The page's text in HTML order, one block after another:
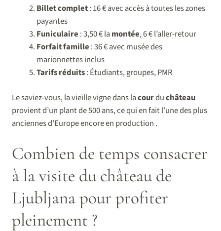
Billet complet: 16 € avec accès à toutes les zones
payantes
Funiculaire : 3,50 € lamontée, 6 € l’aller-retour
Forfait famille : 36 € avec musée des
marionnettes inclus
Tarifs réduits: Étudiants, groupes, PMR
Le saviez-vous, la vieille vigne dans lacourduchâteau
provient d’un plant de 500 ans, ce qui en fait l’une des plus
anciennes d’Europe encore en production .
Combien de temps consacrer
à la visite du château de
Ljubljana pour profiter
pleinement ?